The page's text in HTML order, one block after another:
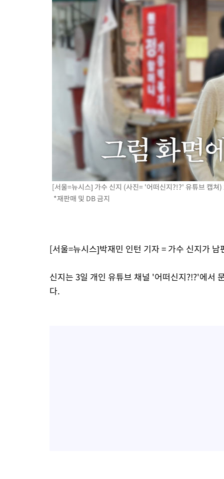
[서울=뉴시스] 가수 신지 (사진= '어떠신지?!?' 유튜브 캡
*재판매 및 DB 금지
[서울=뉴시스]박재민 인턴 기자 = 가수 신지가
신지는 3일 개인 유튜브 채널 '어떠신지?!?'에서
다.